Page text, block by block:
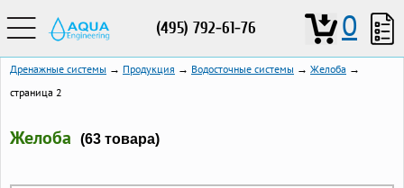
(495) 792-61-76 0
Дренажные системы → Продукция → Водосточные системы → Желоба →
страница 2
Желоба (63 товара)